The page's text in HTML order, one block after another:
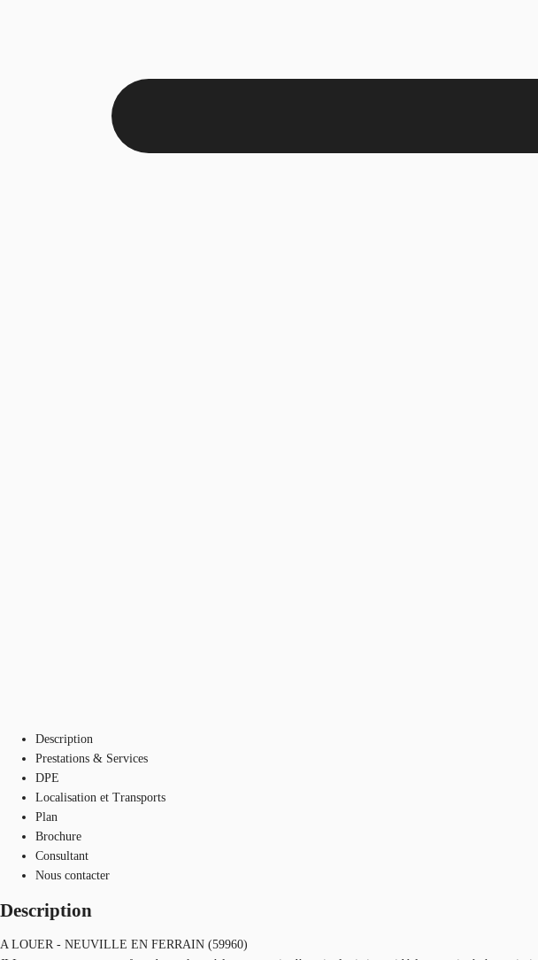
Description
Prestations & Services
DPE
Localisation et Transports
Plan
Brochure
Consultant
Nous contacter
Description
A LOUER - NEUVILLE EN FERRAIN (59960)